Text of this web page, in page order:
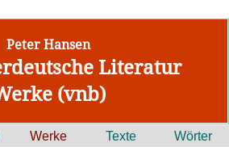
Peter Hansen
Literatur
(vnb)
Werke Texte Wörter